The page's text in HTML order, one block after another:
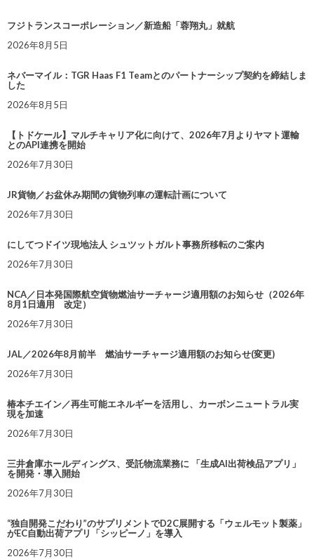
フジトランスコーポレーション／新造船「蓉翔丸」就航
2026年8月5日
ネバーマイル：TGR Haas F1 Teamとのパートナーシップ契約を締結しま
した
2026年8月5日
【トドケール】マルチキャリア化に向けて、2026年7月よりヤマト運輸
とのAPI連携を開始
2026年7月30日
JR貨物／お盆休み期間の貨物列車の運転計画について
2026年7月30日
にしてつドイツ現地法人 シュツットガルト事務所移転のご案内
2026年7月30日
NCA／日本発国際航空貨物燃油サーチャージ適用額のお知らせ（2026年
8月1日適用 改定）
2026年7月30日
JAL／2026年8月前半 燃油サーチャージ適用額のお知らせ(変更)
2026年7月30日
椿本チエイン／再生可能エネルギーを活用し、カーボンニュートラル実
現を加速
2026年7月30日
三井倉庫ホールディングス、受託物流業務に 「生成AI出荷検品アプリ」
を開発・導入開始
2026年7月30日
“独自開発こだわり”のサプリメントでD2C展開する「ウェルモット製薬」
がEC自動出荷アプリ「シッピーノ」を導入
2026年7月30日